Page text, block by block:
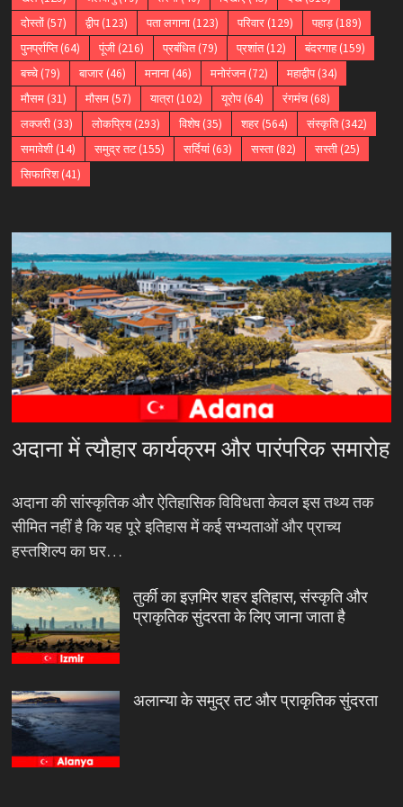
दोस्तों(57) द्वीप(123) पता लगाना(123) परिवार(129) पहाड़(189)
पुनर्प्राप्ति(64) पूंजी(216) प्रबंधित(79) प्रशांत(12) बंदरगाह(159)
बच्चे(79) बाजार(46) मनाना(46) मनोरंजन(72) महाद्वीप(34)
मौसम(31) मौसम(57) यात्रा(102) यूरोप(64) रंगमंच(68)
लक्जरी(33) लोकप्रिय(293) विशेष(35) शहर(564) संस्कृति(342)
समावेशी(14) समुद्र तट(155) सर्दियां(63) सस्ता(82) सस्ती(25)
सिफारिश(41)
अदाना में त्यौहार कार्यक्रम और पारंपरिक समारोह
अदाना की सांस्कृतिक और ऐतिहासिक विविधता केवल इस तथ्य तक
सीमित नहीं है कि यह पूरे इतिहास में कई सभ्यताओं और प्राच्य
हस्तशिल्प का घर…
तुर्की का इज़मिर शहर इतिहास, संस्कृति और
प्राकृतिक सुंदरता के लिए जाना जाता है
अलान्या के समुद्र तट और प्राकृतिक सुंदरता